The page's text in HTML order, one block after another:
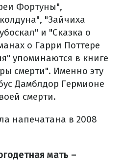
Фортуны",
"Зайчиха
и "Сказка о
о Гарри Поттере
упоминаются в книге
смерти". Именно эту
Дамблдор Гермионе
смерти.
напечатана в 2008
мать –